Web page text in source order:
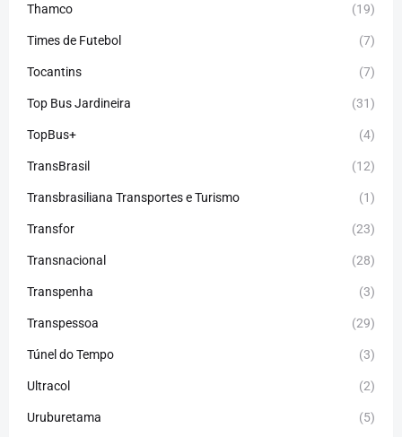
Thamco (19)
Times de Futebol (7)
Tocantins (7)
Top Bus Jardineira (31)
TopBus+ (4)
TransBrasil (12)
Transbrasiliana Transportes e Turismo (1)
Transfor (23)
Transnacional (28)
Transpenha (3)
Transpessoa (29)
Túnel do Tempo (3)
Ultracol (2)
Uruburetama (5)